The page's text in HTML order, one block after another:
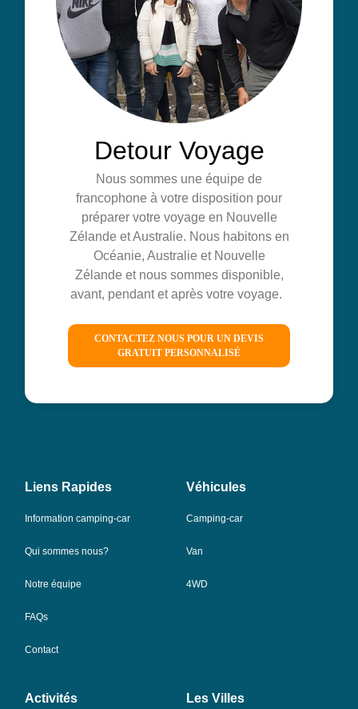
Detour Voyage
Nous sommes une équipe de
francophone à votre disposition pour
préparer votre voyage en Nouvelle
Zélande et Australie. Nous habitons en
Océanie, Australie et Nouvelle
Zélande et nous sommes disponible,
avant, pendant et après votre voyage.
CONTACTEZ NOUS POUR UN DEVIS
GRATUIT PERSONNALISÉ
Liens Rapides
Information camping-car
Qui sommes nous?
Notre équipe
FAQs
Contact
Véhicules
Camping-car
Van
4WD
Activités Les Villes